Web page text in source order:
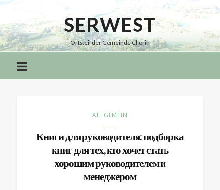
Serwest
SERWEST
Ortsteil der Gemeinde Chorin
ALLGEMEIN
Книги для руководителя: подборка
книг для тех, кто хочет стать
хорошим руководителем и
менеджером